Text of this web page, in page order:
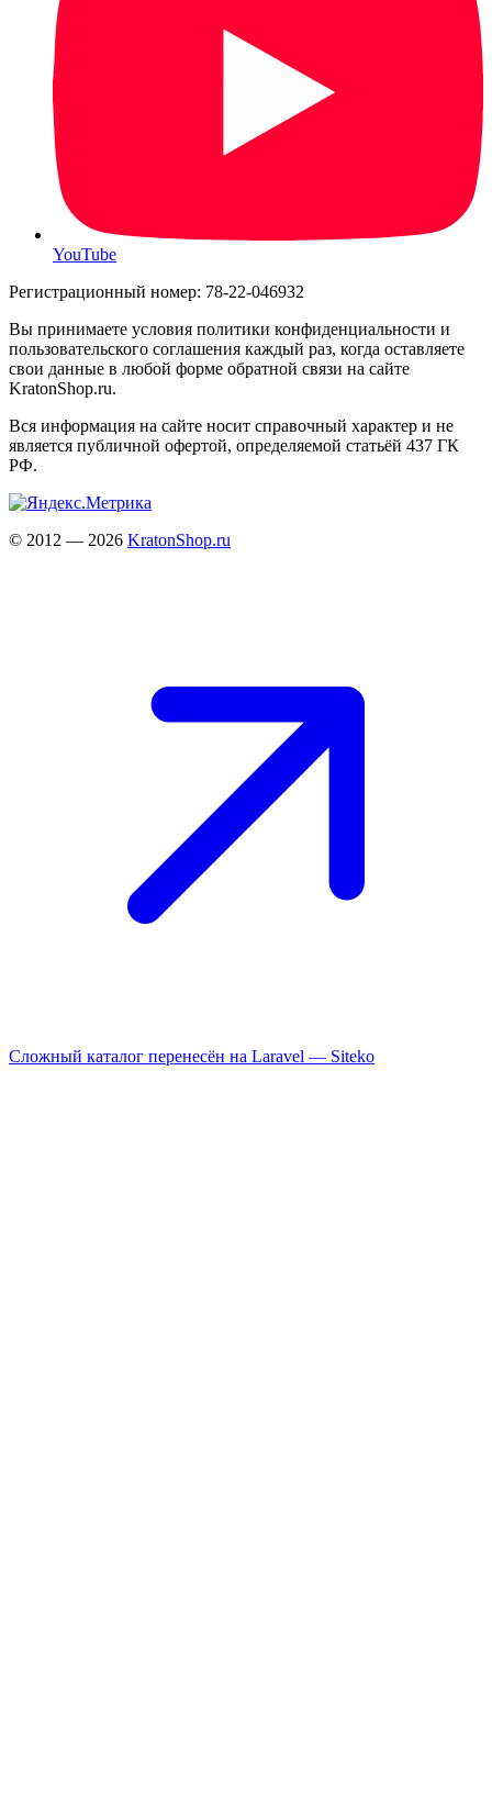
YouTube
Регистрационный номер: 78-22-046932
Вы принимаете условия политики конфиденциальности и
пользовательского соглашения каждый раз, когда оставляете
свои данные в любой форме обратной связи на сайте
KratonShop.ru.
Вся информация на сайте носит справочный характер и не
является публичной офертой, определяемой статьёй 437 ГК
РФ.
© 2012 — 2026 KratonShop.ru
Сложный каталог перенесён на Laravel — Siteko